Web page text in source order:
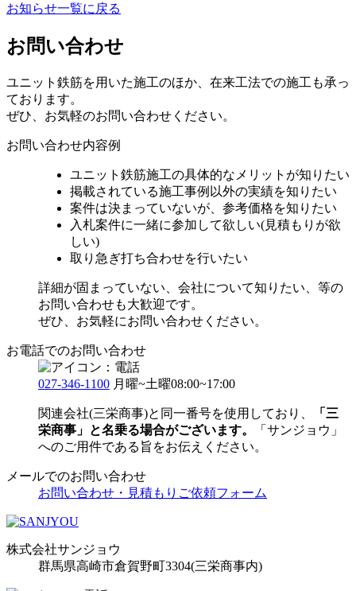
お知らせ一覧に戻る
お問い合わせ
ユニット鉄筋を用いた施工のほか、在来工法での施工も承っ
ております。
ぜひ、お気軽のお問い合わせください。
お問い合わせ内容例
ユニット鉄筋施工の具体的なメリットが知りたい
掲載されている施工事例以外の実績を知りたい
案件は決まっていないが、参考価格を知りたい
入札案件に一緒に参加して欲しい(見積もりが欲
しい)
取り急ぎ打ち合わせを行いたい
詳細が固まっていない、会社について知りたい、等の
お問い合わせも大歓迎です。
ぜひ、お気軽にお問い合わせください。
お電話でのお問い合わせ
027-346-1100 月曜~土曜08:00~17:00
関連会社(三栄商事)と同一番号を使用しており、
「三
栄商事」と名乗る場合がございます。
「サンジョウ」
へのご用件である旨をお伝えください。
メールでのお問い合わせ
お問い合わせ・見積もりご依頼フォーム
株式会社サンジョウ
群馬県高崎市倉賀野町3304(三栄商事内)